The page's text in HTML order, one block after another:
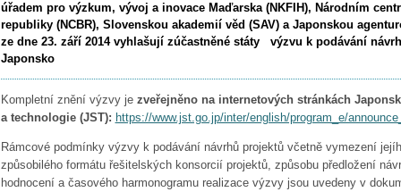
úřadem pro výzkum, vývoj a inovace Maďarska (NKFIH), Národním
republiky (NCBR), Slovenskou akademií věd (SAV) a Japonskou
ze dne 23. září 2014 vyhlašují zúčastněné státy výzvu k podávání
Japonsko
Kompletní znění výzvy je zveřejněno na internetových stránkách
a technologie (JST): https://www.jst.go.jp/inter/english/program_e/
Rámcové podmínky výzvy k podávání návrhů projektů včetně vymezení
způsobilého formátu řešitelských konsorcií projektů, způsobu předložení
hodnocení a časového harmonogramu realizace výzvy jsou uvedeny v